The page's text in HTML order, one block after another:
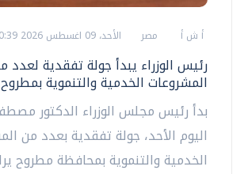
أ ش أ مصر الأحد، 09 اغسطس 2026 10:39 ص
رئيس الوزراء يبدأ جولة تفقدية لعدد
المشروعات الخدمية والتنموية بمطروح
بدأ رئيس مجلس الوزراء الدكتور
اليوم الأحد، جولة تفقدية بعدد من
الخدمية والتنموية بمحافظة مطروح